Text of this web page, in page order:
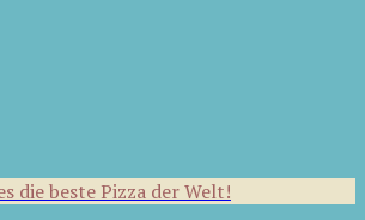
die beste Pizza der Welt!